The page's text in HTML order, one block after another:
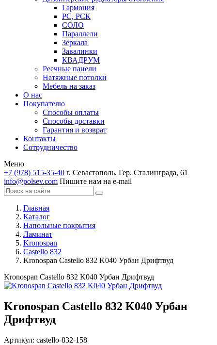
Гармония
РС, РСК
СОЛО
Параллели
Зеркала
Завалинки
КВАДРУМ
Реечные панели
Натяжные потолки
Мебель на заказ
О нас
Покупателю
Способы оплаты
Способы доставки
Гарантия и возврат
Контакты
Сотрудничество
Меню
+7 (978) 515-35-40 г. Севастополь, Гер. Сталинграда, 61
info@polsev.com Пишите нам на e-mail
Главная
Каталог
Напольные покрытия
Ламинат
Kronospan
Castello 832
Kronospan Castello 832 K040 Урбан Дрифтвуд
Kronospan Castello 832 K040 Урбан Дрифтвуд
Kronospan Castello 832 K040 Урбан
Дрифтвуд
Артикул: castello-832-158